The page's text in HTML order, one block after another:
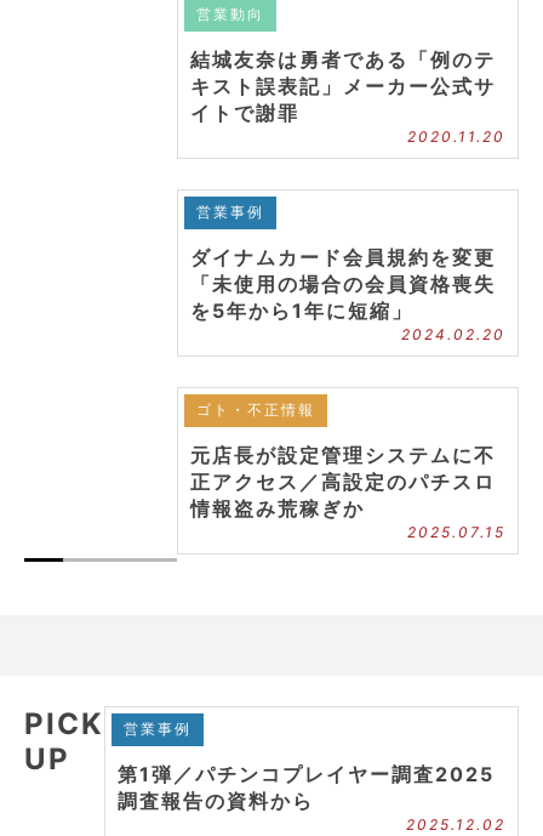
営業動向
結城友奈は勇者である「例のテ
キスト誤表記」メーカー公式サ
イトで謝罪
2020.11.20
営業事例
ダイナムカード会員規約を変更
「未使用の場合の会員資格喪失
を5年から1年に短縮」
2024.02.20
ゴト・不正情報
元店長が設定管理システムに不
正アクセス／高設定のパチスロ
情報盗み荒稼ぎか
2025.07.15
PICK
UP
営業事例
第1弾／パチンコプレイヤー調査2025
調査報告の資料から
2025.12.02